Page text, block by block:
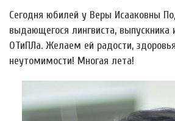
Сегодня юбилей у Веры Исааковны
выдающегося лингвиста, выпускника
ОТиПЛа. Желаем ей радости,
неутомимости! Многая лета!